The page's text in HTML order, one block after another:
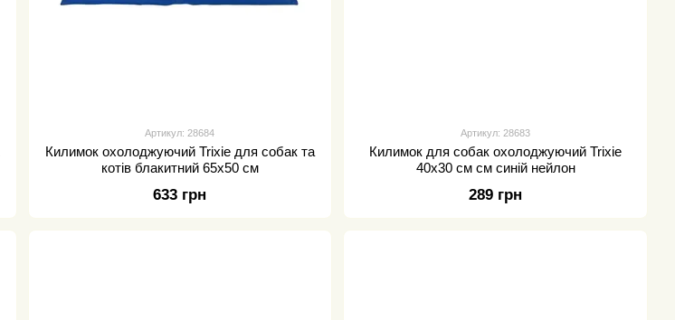
Артикул: 28684
Килимок охолоджуючий Trixie для собак та
котів блакитний 65х50 см
633 грн
Артикул: 28683
Килимок для собак охолоджуючий Trixie
40х30 см см синій нейлон
289 грн